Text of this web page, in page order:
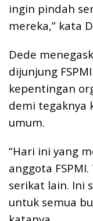
ingin pindah
mereka,” kata
Dede
dijunjung
kepentingan
demi tegaknya
umum.
“Hari ini yang
anggota
serikat lain. Ini
untuk semua